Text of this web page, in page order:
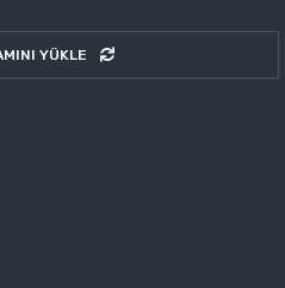
YÜKLE